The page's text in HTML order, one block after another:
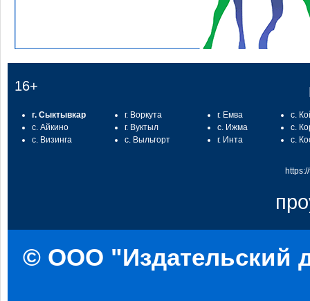
16+
г. Сыктывкар
с. Айкино
с. Визинга
г. Воркута
г. Вуктыл
с. Выльгорт
г. Емва
с. Ижма
г. Инта
с.
с.
с.
© ООО "Издательский